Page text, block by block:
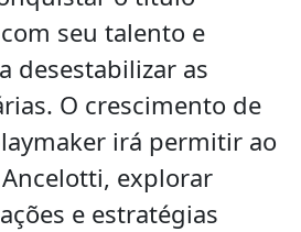
seu talento e
desestabilizar as
O crescimento de
irá permitir ao
explorar
e estratégias